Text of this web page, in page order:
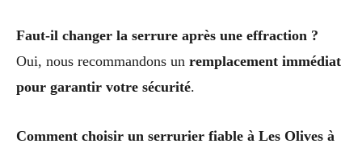
Faut-il changer la serrure après une effraction ?
Oui, nous recommandons un remplacement immédiat
pour garantir votre sécurité.
Comment choisir un serrurier fiable à Les Olives à